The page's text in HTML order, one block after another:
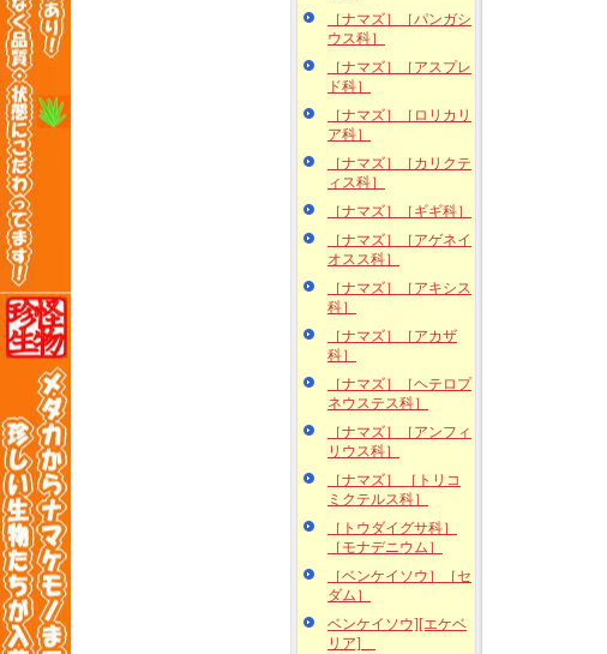
［ナマズ］［パンガシ
ウス科］
［ナマズ］［アスプレ
ド科］
［ナマズ］［ロリカリ
ア科］
［ナマズ］［カリクテ
ィス科］
［ナマズ］［ギギ科］
［ナマズ］［アゲネイ
オスス科］
［ナマズ］［アキシス
科］
［ナマズ］［アカザ
科］
［ナマズ］［ヘテロプ
ネウステス科］
［ナマズ］［アンフィ
リウス科］
［ナマズ］ ［トリコ
ミクテルス科］
［トウダイグサ科］
［モナデニウム］
［ベンケイソウ］［セ
ダム］
ベンケイソウ][エケベ
リア]